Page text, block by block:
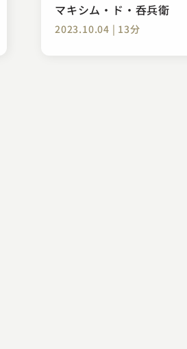
マキシム・ド・呑兵衛
2023.10.04 | 13分